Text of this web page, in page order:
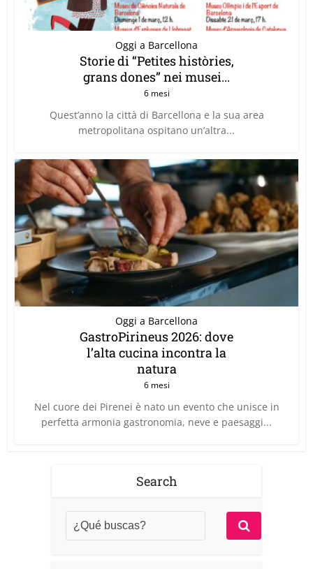
Oggi a Barcellona
Storie di “Petites històries,
grans dones” nei musei...
6 mesi
Quest’anno la città di Barcellona e la sua area
metropolitana ospitano un’altra...
Oggi a Barcellona
GastroPirineus 2026: dove
l’alta cucina incontra la
natura
6 mesi
Nel cuore dei Pirenei è nato un evento che unisce in
perfetta armonia gastronomia, neve e paesaggi...
Search